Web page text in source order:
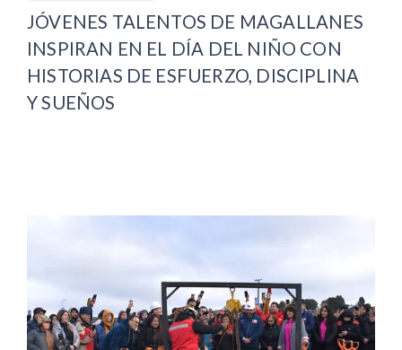
JÓVENES TALENTOS DE MAGALLANES
INSPIRAN EN EL DÍA DEL NIÑO CON
HISTORIAS DE ESFUERZO, DISCIPLINA
Y SUEÑOS